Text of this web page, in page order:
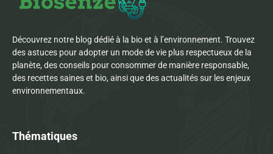
Découvrez notre blog dédié à la bio et à l’environnement. Trouvez
des astuces pour adopter un mode de vie plus respectueux de la
planète, des conseils pour consommer de manière responsable,
des recettes saines et bio, ainsi que des actualités sur les enjeux
environnementaux.
Thématiques